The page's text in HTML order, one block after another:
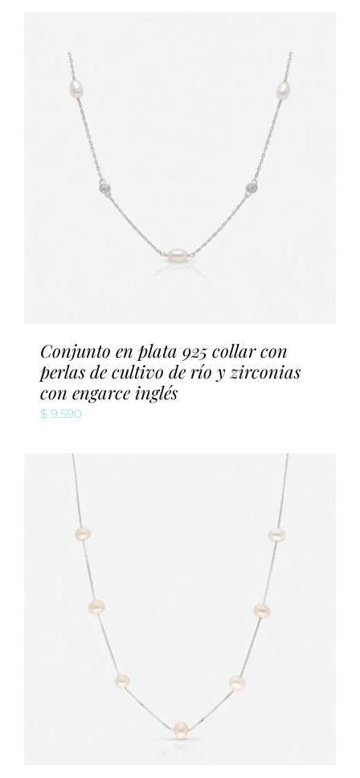
Conjunto en plata 925 collar con
perlas de cultivo de río y zirconias
con engarce inglés
$ 9.590